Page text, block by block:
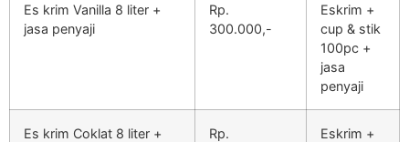
Es krim Vanilla 8 liter +
jasa penyaji
Rp.
300.000,-
Eskrim +
cup & stik
100pc +
jasa
penyaji
Es krim Coklat 8 liter +
Rp.
Eskrim +